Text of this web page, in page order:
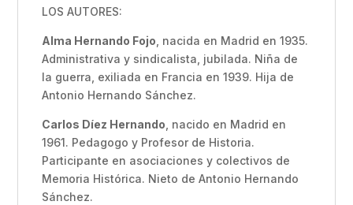
LOS AUTORES:
Alma Hernando Fojo , nacida en Madrid en 1935.
Administrativa y sindicalista, jubilada. Niña de
la guerra, exiliada en Francia en 1939. Hija de
Antonio Hernando Sánchez.
Carlos Díez Hernando , nacido en Madrid en
1961. Pedagogo y Profesor de Historia.
Participante en asociaciones y colectivos de
Memoria Histórica. Nieto de Antonio Hernando
Sánchez.